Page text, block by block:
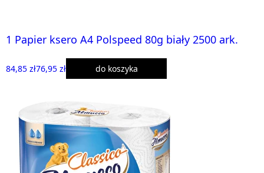
1 Papier ksero A4 Polspeed 80g biały 2500 ark.
84,85 zł76,95 zł do koszyka